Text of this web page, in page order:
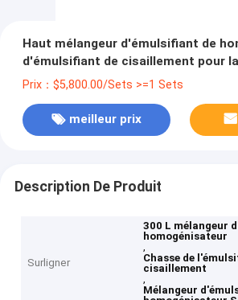
Haut mélangeur d'émulsifiant de
d'émulsifiant de cisaillement pour
cosmétique de gel
Prix：$5,800.00/Sets >=1 Sets
meilleur prix
Description De Produit
Surligner
300 L mélangeur
homogénisateur
,
Chasse de
cisaillement
,
Mélangeur